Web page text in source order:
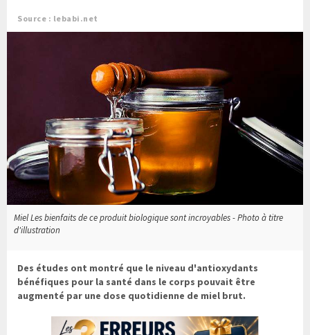
Source : lebabi.net
Miel Les bienfaits de ce produit biologique sont incroyables - Photo à titre
d'illustration
Des études ont montré que le niveau d'antioxydants
bénéfiques pour la santé dans le corps pouvait être
augmenté par une dose quotidienne de miel brut.